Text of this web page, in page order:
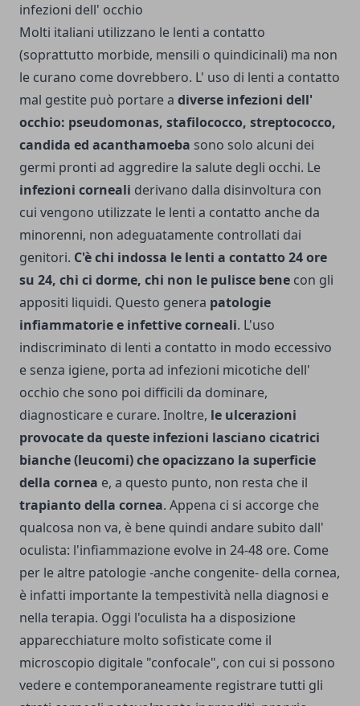
infezioni dell' occhio
Molti italiani utilizzano le lenti a contatto
(soprattutto morbide, mensili o quindicinali) ma non
le curano come dovrebbero. L' uso di lenti a contatto
mal gestite può portare a diverse infezioni dell'
occhio: pseudomonas, stafilococco, streptococco,
candida ed acanthamoeba sono solo alcuni dei
germi pronti ad aggredire la salute degli occhi. Le
infezioni corneali derivano dalla disinvoltura con
cui vengono utilizzate le lenti a contatto anche da
minorenni, non adeguatamente controllati dai
genitori. C'è chi indossa le lenti a contatto 24 ore
su 24, chi ci dorme, chi non le pulisce bene con gli
appositi liquidi. Questo genera patologie
infiammatorie e infettive corneali. L'uso
indiscriminato di lenti a contatto in modo eccessivo
e senza igiene, porta ad infezioni micotiche dell'
occhio che sono poi difficili da dominare,
diagnosticare e curare. Inoltre, le ulcerazioni
provocate da queste infezioni lasciano cicatrici
bianche (leucomi) che opacizzano la superficie
della cornea e, a questo punto, non resta che il
trapianto della cornea. Appena ci si accorge che
qualcosa non va, è bene quindi andare subito dall'
oculista: l'infiammazione evolve in 24-48 ore. Come
per le altre patologie -anche congenite- della cornea,
è infatti importante la tempestività nella diagnosi e
nella terapia. Oggi l'oculista ha a disposizione
apparecchiature molto sofisticate come il
microscopio digitale "confocale", con cui si possono
vedere e contemporaneamente registrare tutti gli